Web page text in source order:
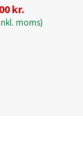
kr.
moms)